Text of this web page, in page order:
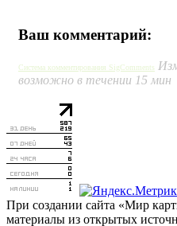
Ваш комментарий:
Система комментирования SigComments
возможно в течении 15 мин
При создании сайта «Мир
материалы из открытых